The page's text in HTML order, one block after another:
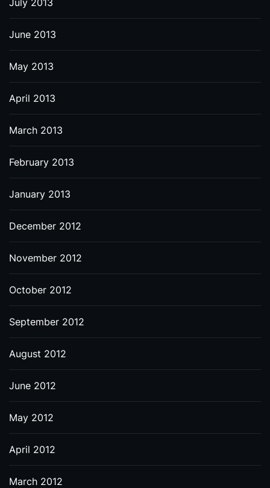
July 2013
June 2013
May 2013
April 2013
March 2013
February 2013
January 2013
December 2012
November 2012
October 2012
September 2012
August 2012
June 2012
May 2012
April 2012
March 2012